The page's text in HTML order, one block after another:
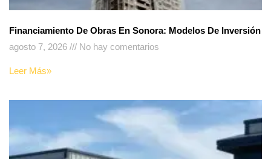
Financiamiento De Obras En Sonora: Modelos De Inversión
agosto 7, 2026
No hay comentarios
Leer Más»